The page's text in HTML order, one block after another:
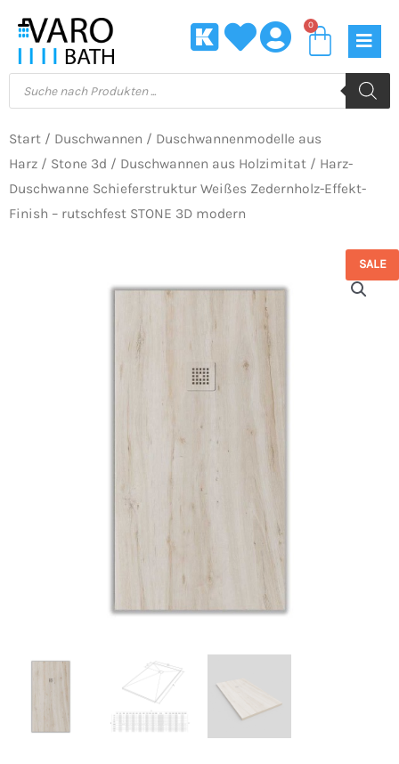
Inhalt
springen
0
Products
search
Start / Duschwannen / Duschwannenmodelle aus
Harz / Stone 3d / Duschwannen aus Holzimitat / Harz-
Duschwanne Schieferstruktur Weißes Zedernholz-Effekt-
Finish – rutschfest STONE 3D modern
SALE